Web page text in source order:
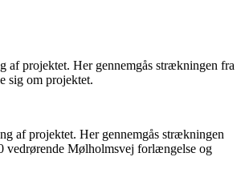
af projektet. Her gennemgås strækningen fra
sig om projektet.
af projektet. Her gennemgås strækningen
vedrørende Mølholmsvej forlængelse og